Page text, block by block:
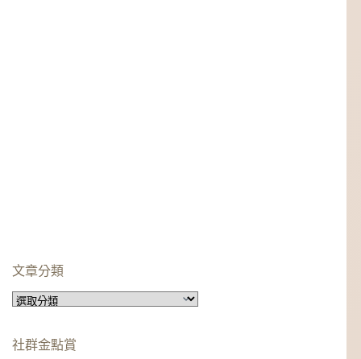
文章分類
文
類
社群金點賞